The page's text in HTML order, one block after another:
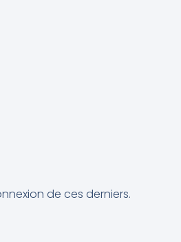
de ces derniers.